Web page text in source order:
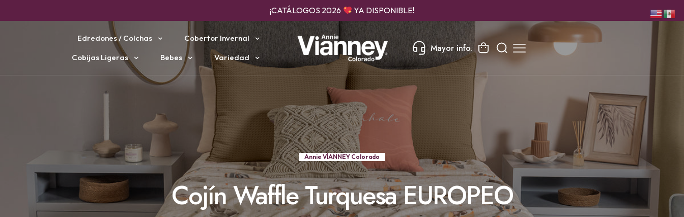
ENVÍO RÁPIDO, SEGURO Y GRAN COBERTURA
Edredones / Colchas
Cobertor Invernal
Cobijas Ligeras
Bebes Variedad
Mayor info.
Annie VÍANNEY Colorado
Cojín Waffle Turquesa EUROPEO